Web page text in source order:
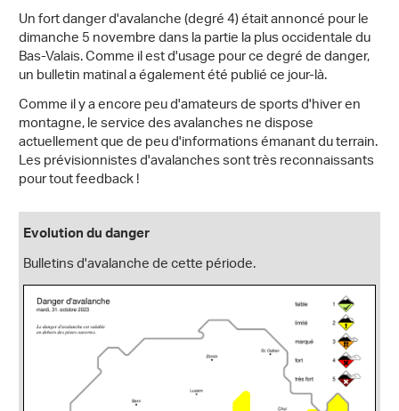
Un fort danger d'avalanche (degré 4) était annoncé pour le
dimanche 5 novembre dans la partie la plus occidentale du
Bas-Valais. Comme il est d'usage pour ce degré de danger,
un bulletin matinal a également été publié ce jour-là.
Comme il y a encore peu d'amateurs de sports d'hiver en
montagne, le service des avalanches ne dispose
actuellement que de peu d'informations émanant du terrain.
Les prévisionnistes d'avalanches sont très reconnaissants
pour tout feedback !
Evolution du danger
Bulletins d'avalanche de cette période.